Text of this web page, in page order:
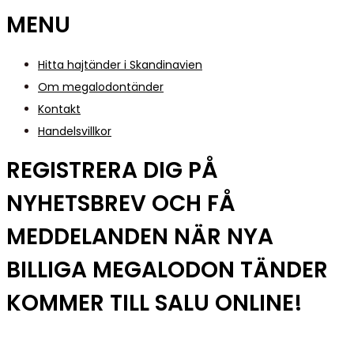
MENU
Hitta hajtänder i Skandinavien
Om megalodontänder
Kontakt
Handelsvillkor
REGISTRERA DIG PÅ
NYHETSBREV OCH FÅ
MEDDELANDEN NÄR NYA
BILLIGA MEGALODON TÄNDER
KOMMER TILL SALU ONLINE!